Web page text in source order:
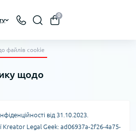
0
файлів cookie
щодо
від 31.10.2023.
Kreator Legal Geek: ad06937a-2f26-4a75-